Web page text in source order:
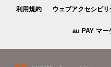
利用規約 ウェブアクセシビ
au PAY マー